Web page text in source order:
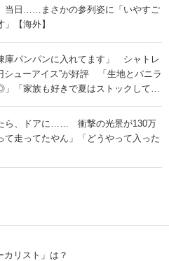
当日……まさかの参列姿に「いやすご
【海外】
庫パンパンに入れてます」 シャトレ
シューアイス”が好評 「生地とバニラ
「家族も好きで夏はストックして
ら、ドアに…… 衝撃の光景が130万
て走ってたやん」「どうやって入った
カリスト」は？